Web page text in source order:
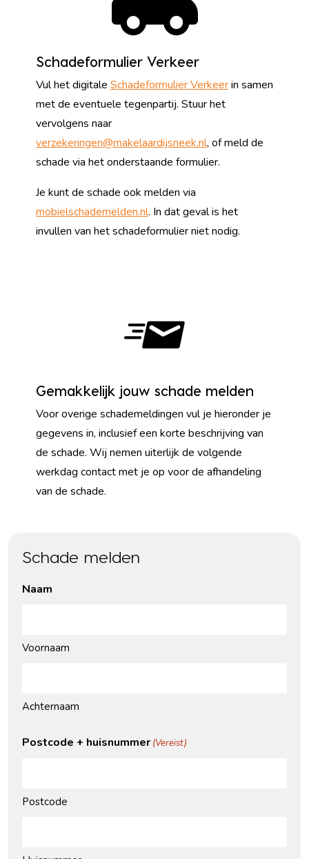
Schadeformulier Verkeer
Vul het digitale Schadeformulier Verkeerin samen
met de eventuele tegenpartij. Stuur het
vervolgens naar
verzekeringen@makelaardijsneek.nl, of meld de
schade via het onderstaande formulier.
Je kunt de schade ook melden via
mobielschademelden.nl. In dat geval is het
invullen van het schadeformulier niet nodig.
Gemakkelijk jouw schade melden
Voor overige schademeldingen vul je hieronder je
gegevens in, inclusief een korte beschrijving van
de schade. Wij nemen uiterlijk de volgende
werkdag contact met je op voor de afhandeling
van de schade.
Schade melden
Naam
Voornaam
Achternaam
Postcode + huisnummer (Vereist)
Postcode